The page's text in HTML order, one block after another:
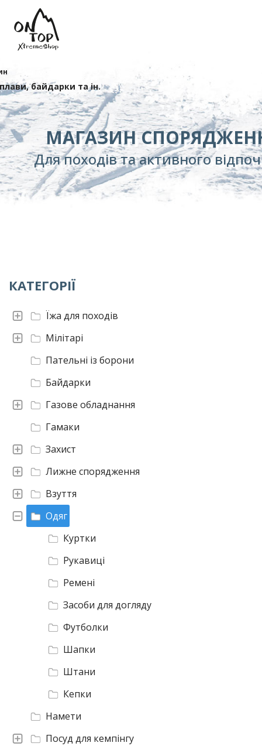
байдарки та ін.
МАГАЗИН
Для походів та активного
КАТЕГОРІЇ
Посуд для кемпінгу
Намети
Одяг
Куртки
Рукавиці
Ремені
Засоби для догляду
Футболки
Шапки
Штани
Кепки
Взуття
Лижне спорядження
Захист
Гамаки
Газове обладнання
Байдарки
Пательні із борони
Мілітарі
Їжа для походів